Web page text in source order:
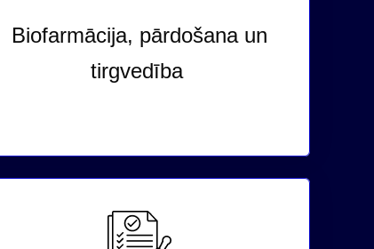
Biofarmācija, pārdošana un
tirgvedība